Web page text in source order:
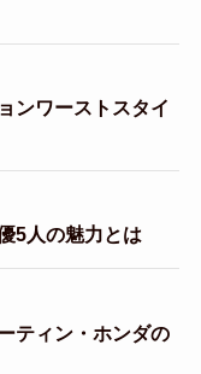
ンワーストスタイ
5人の魅力とは
ティン・ホンダの